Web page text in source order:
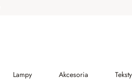
Lampy Akcesoria